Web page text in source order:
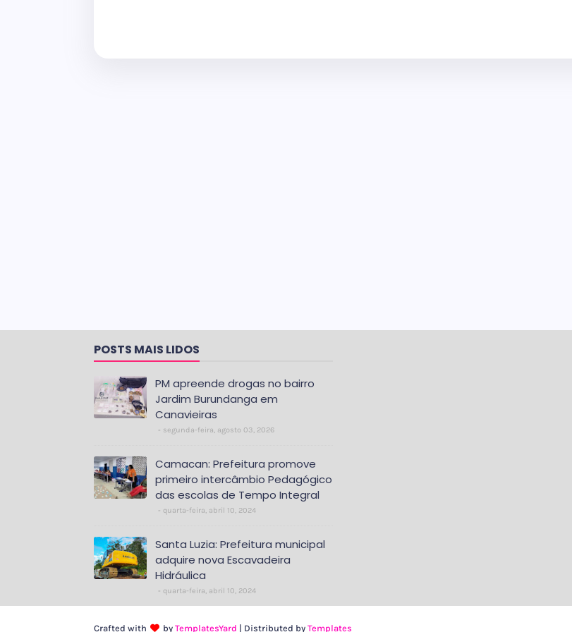
POSTS MAIS LIDOS
PM apreende drogas no bairro
Jardim Burundanga em
Canavieiras
segunda-feira, agosto 03, 2026
Camacan: Prefeitura promove
primeiro intercâmbio Pedagógico
das escolas de Tempo Integral
quarta-feira, abril 10, 2024
Santa Luzia: Prefeitura municipal
adquire nova Escavadeira
Hidráulica
quarta-feira, abril 10, 2024
Crafted with by TemplatesYard | Distributed by Templates